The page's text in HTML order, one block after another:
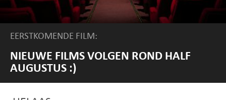
EERSTKOMENDE FILM:
NIEUWE FILMS VOLGEN ROND HALF
AUGUSTUS :)